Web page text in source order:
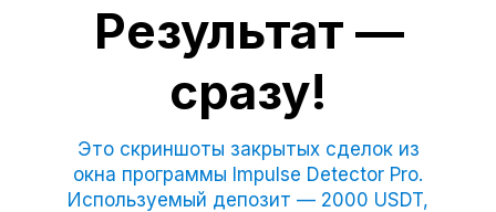
Результат —
сразу!
Это скриншоты закрытых сделок из
окна программы Impulse Detector Pro.
Используемый депозит — 2000 USDT,